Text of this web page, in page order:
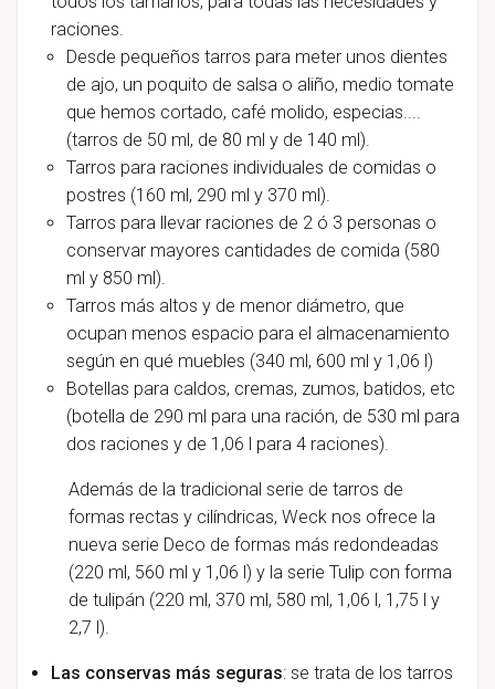
raciones.
Desde pequeños tarros para meter unos dientes
de ajo, un poquito de salsa o aliño, medio tomate
que hemos cortado, café molido, especias....
(tarros de 50 ml, de 80 ml y de 140 ml).
Tarros para raciones individuales de comidas o
postres (160 ml, 290 ml y 370 ml).
Tarros para llevar raciones de 2 ó 3 personas o
conservar mayores cantidades de comida (580
ml y 850 ml).
Tarros más altos y de menor diámetro, que
ocupan menos espacio para el almacenamiento
según en qué muebles (340 ml, 600 ml y 1,06 l)
Botellas para caldos, cremas, zumos, batidos, etc
(botella de 290 ml para una ración, de 530 ml para
dos raciones y de 1,06 l para 4 raciones).
Además de la tradicional serie de tarros de
formas rectas y cilíndricas, Weck nos ofrece la
nueva serie Deco de formas más redondeadas
(220 ml, 560 ml y 1,06 l) y la serie Tulip con forma
de tulipán (220 ml, 370 ml, 580 ml, 1,06 l, 1,75 l y
2,7 l).
Las conservas más seguras: se trata de los tarros